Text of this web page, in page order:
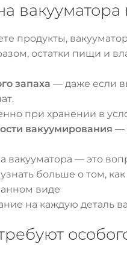
вакууматора
продукты,
остатки пищи и
запаха — даже если
при хранении в
вакуумирования —
вакууматора — это
больше о том,
на каждую деталь